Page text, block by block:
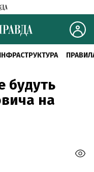
ІНФРАСТРУКТУРА
будуть
на